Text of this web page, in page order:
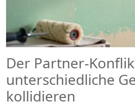
Der Partner-
unterschiedliche
kollidieren